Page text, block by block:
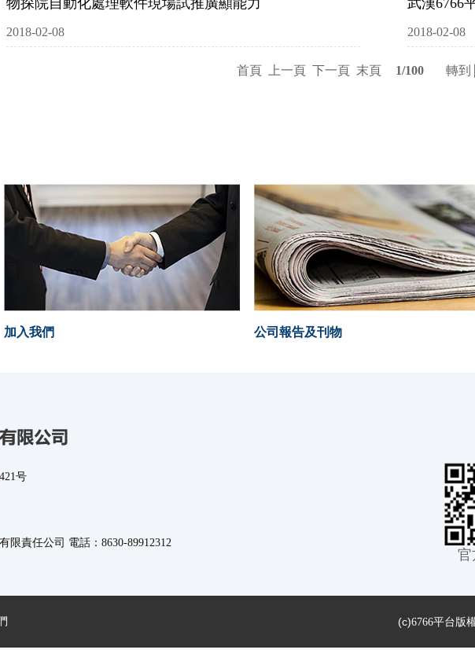
2018-02-08 2018-02-08
首頁 上一頁 下一頁 末頁 1/100 轉到
加入我們 公司報告及刊物
号
限責任公司 電話：8630-89912312
官
(c)6766平台版